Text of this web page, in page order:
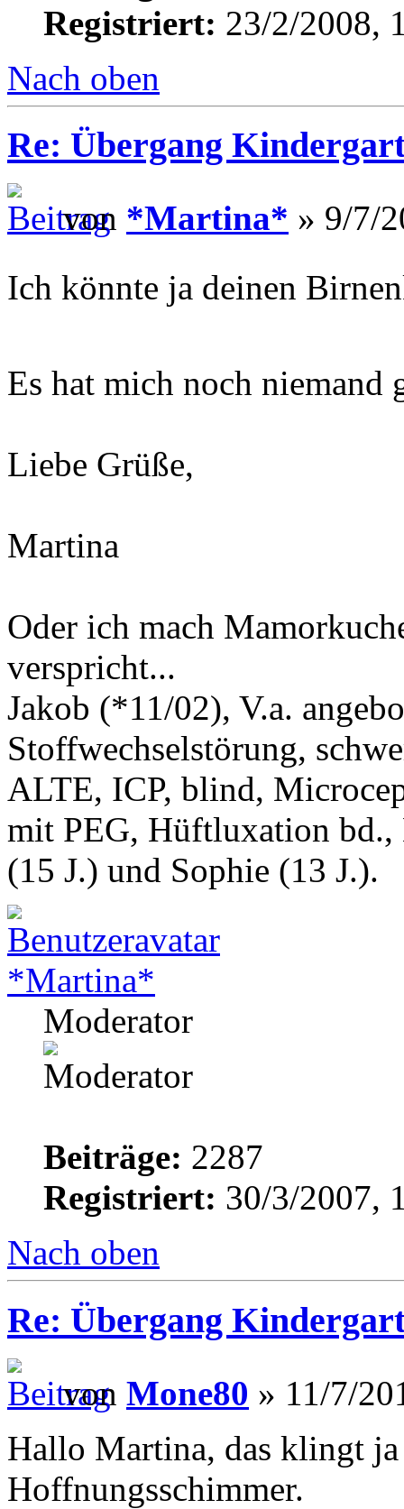
Registriert: 23/2/2008,
Nach oben
Re: Übergang
von *Martina* » 9/7/
Ich könnte ja deinen
Es hat mich noch niemand
Liebe Grüße,
Martina
Oder ich mach
verspricht...
Jakob (*11/02), V.a.
Stoffwechselstörung,
ALTE, ICP, blind,
mit PEG, Hüftluxation bd.,
(15 J.) und Sophie (13 J.).
*Martina*
Moderator
Beiträge: 2287
Registriert: 30/3/2007,
Nach oben
Re: Übergang
von Mone80 » 11/7/
Hallo Martina, das klingt ja
Hoffnungsschimmer.